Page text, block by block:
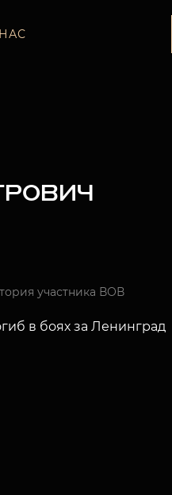
участника ВОВ
в боях за Ленинград